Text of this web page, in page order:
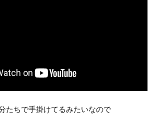
たちで手掛けてるみたいなので